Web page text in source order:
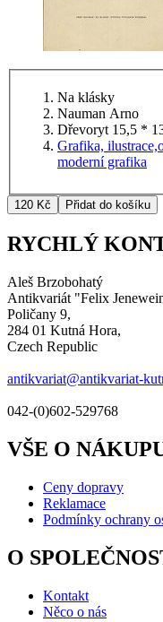
Na klásky
Nauman Arno
Dřevoryt 15,5 *
Grafika,
moderní grafika
RYCHLÝ
Aleš Brzobohatý
Antikvariát "Felix
Poličany 9,
284 01 Kutná Hora,
Czech Republic
antikvariat@antikvariat-
042-(0)602-529768
VŠE O
Ceny dopravy
Reklamace
Podmínky ochrany
O
Kontakt
Něco o nás